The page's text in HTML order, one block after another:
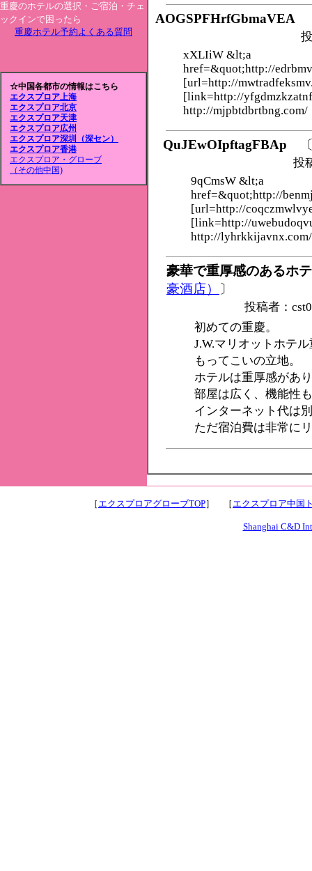
重慶のホテルの選択・ご宿泊・チェ
ックインで困ったら
重慶ホテル予約よくある質問
☆中国各都市の情報はこちら
エクスプロア上海
エクスプロア北京
エクスプロア天津
エクスプロア広州
エクスプロア深圳（深セン）
エクスプロア香港
エクスプロア・グローブ
（その他中国)
AOGSPFHrfGbmaVEA
xXLIiW &lt;a
href=&quot;http://
[url=http://
[link=http://
http://mjpbtdbrtbng.com/
QuJEwOIpftagFBAp
投
9qCmsW &lt;a
href=&quot;http://
[url=http://
[link=http://
http://lyhrkkijavnx.com/
豪華で重厚感のあるホ
豪酒店） 〕
投稿者：
初めての重慶。
J.W.マリオットホテ
もってこいの立地。
ホテルは重厚感があ
部屋は広く、機能性
インターネット代は
ただ宿泊費は非常に
［ エクスプロアグローブTOP］ ［ エクスプロア中国
Shanghai C&D